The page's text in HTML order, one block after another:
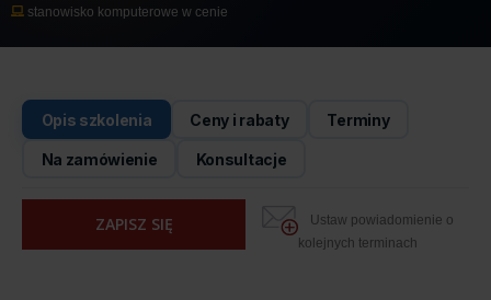
stanowisko komputerowe w cenie
Opis szkolenia Ceny i rabaty Terminy
Na zamówienie Konsultacje
ZAPISZ SIĘ
Ustaw powiadomienie o
kolejnych terminach